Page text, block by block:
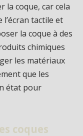
la coque, car cela
tactile et
la coque à des
chimiques
les matériaux
que les
état pour
coques